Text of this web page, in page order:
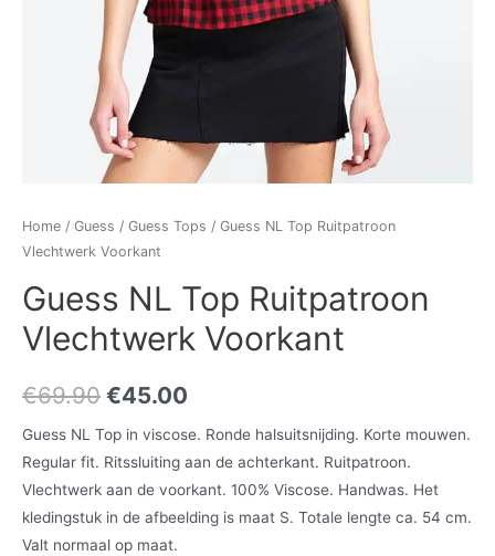
Home / Guess / Guess Tops / Guess NL Top Ruitpatroon
Vlechtwerk Voorkant
Guess NL Top Ruitpatroon
Vlechtwerk Voorkant
€69.90 €45.00
Guess NL Top in viscose. Ronde halsuitsnijding. Korte mouwen.
Regular fit. Ritssluiting aan de achterkant. Ruitpatroon.
Vlechtwerk aan de voorkant. 100% Viscose. Handwas. Het
kledingstuk in de afbeelding is maat S. Totale lengte ca. 54 cm.
Valt normaal op maat.